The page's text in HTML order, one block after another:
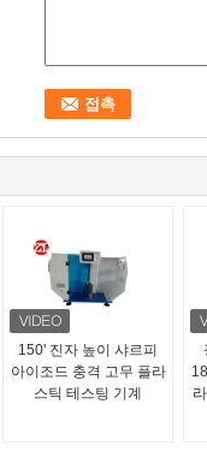
150' 진자 높이 샤르피
아이조드 충격 고무 플라
스틱 테스팅 기계